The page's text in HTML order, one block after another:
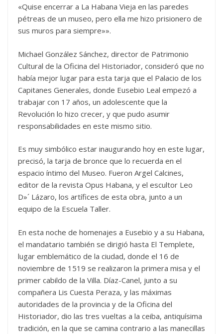
«Quise encerrar a La Habana Vieja en las paredes
pétreas de un museo, pero ella me hizo prisionero de
sus muros para siempre»».
Michael González Sánchez, director de Patrimonio
Cultural de la Oficina del Historiador, consideró que no
había mejor lugar para esta tarja que el Palacio de los
Capitanes Generales, donde Eusebio Leal empezó a
trabajar con 17 años, un adolescente que la
Revolución lo hizo crecer, y que pudo asumir
responsabilidades en este mismo sitio.
Es muy simbólico estar inaugurando hoy en este lugar,
precisó, la tarja de bronce que lo recuerda en el
espacio íntimo del Museo. Fueron Argel Calcines,
editor de la revista Opus Habana, y el escultor Leo
D»´ Lázaro, los artífices de esta obra, junto a un
equipo de la Escuela Taller.
En esta noche de homenajes a Eusebio y a su Habana,
el mandatario también se dirigió hasta El Templete,
lugar emblemático de la ciudad, donde el 16 de
noviembre de 1519 se realizaron la primera misa y el
primer cabildo de la Villa. Díaz-Canel, junto a su
compañera Lis Cuesta Peraza, y las máximas
autoridades de la provincia y de la Oficina del
Historiador, dio las tres vueltas a la ceiba, antiquísima
tradición, en la que se camina contrario a las manecillas